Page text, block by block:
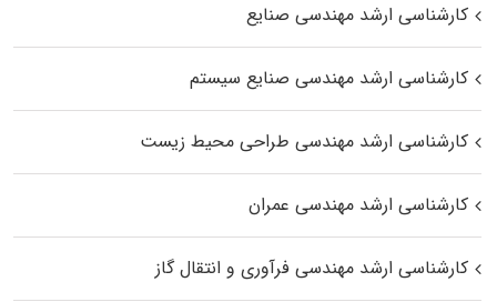
کارشناسی ارشد مهندسی صنایع
کارشناسی ارشد مهندسی صنایع سیستم
کارشناسی ارشد مهندسی طراحی محیط زیست
کارشناسی ارشد مهندسی عمران
کارشناسی ارشد مهندسی فرآوری و انتقال گاز